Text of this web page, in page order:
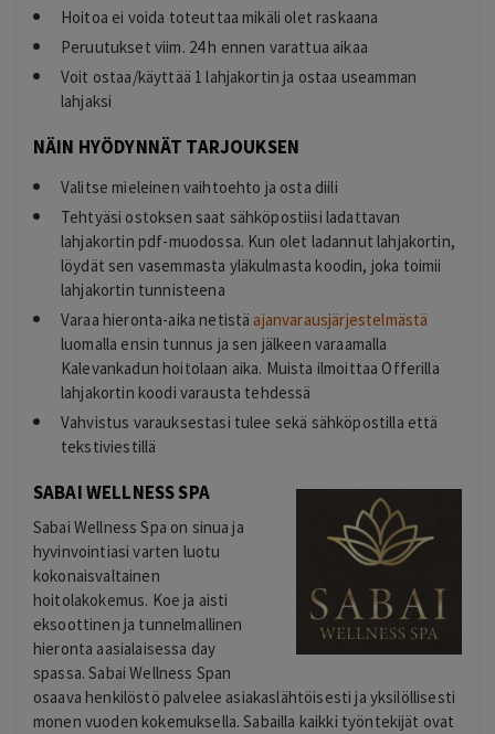
Hoitoa ei voida toteuttaa mikäli olet raskaana
Peruutukset viim. 24 h ennen varattua aikaa
Voit ostaa/käyttää 1 lahjakortin ja ostaa useamman
lahjaksi
NÄIN HYÖDYNNÄT TARJOUKSEN
Valitse mieleinen vaihtoehto ja osta diili
Tehtyäsi ostoksen saat sähköpostiisi ladattavan
lahjakortin pdf-muodossa. Kun olet ladannut lahjakortin,
löydät sen vasemmasta yläkulmasta koodin, joka toimii
lahjakortin tunnisteena
Varaa hieronta-aika netistä ajanvarausjärjestelmästä
luomalla ensin tunnus ja sen jälkeen varaamalla
Kalevankadun hoitolaan aika. Muista ilmoittaa Offerilla
lahjakortin koodi varausta tehdessä
Vahvistus varauksestasi tulee sekä sähköpostilla että
tekstiviestillä
SABAI WELLNESS SPA
Sabai Wellness Spa on sinua ja
hyvinvointiasi varten luotu
kokonaisvaltainen
hoitolakokemus. Koe ja aisti
eksoottinen ja tunnelmallinen
hieronta aasialaisessa day
spassa. Sabai Wellness Span
osaava henkilöstö palvelee asiakaslähtöisesti ja yksilöllisesti
monen vuoden kokemuksella. Sabailla kaikki työntekijät ovat